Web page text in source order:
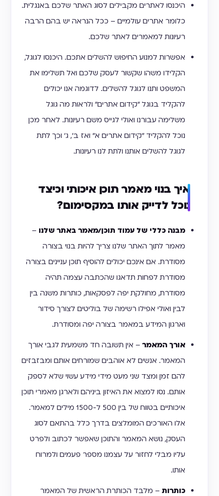
היכנסו לאתרים מקבילים לסוג האתר שלכם באנגלית.
כלומר אתרים עולמיים – ככל הנראה יש בהם הרבה
רעיונות למאמרים לאתר שלכם.
אפשרות למנוע החיפוש להשלים אתכם. היכנסו לגוגל,
הקלידו משהו שקשור לעסק שלכם ואל תשלימו את
המשפט ותנו לגוגל להשלים. לדוגמה אנו יכולים
להקליד בגוגל "קידום אתרים" ולראות מה גוגל
משלימה עבורנו ואולי לגייס משם רעיונות. לאחר מכן
נוכל להקליד "קידום אתרים א" ואז ב', ג' וכך לתת
לגוגל להשלים אותנו ולתת לנו רעיונות.
איך בנוי מאמר תוכן איכותי וכיצד
נוכל לדייק אותו במקסימום?
מבנה כללי של עמוד תוכן/מאמר באתר שלנו –
מאמר לתוך האתר שלנו צריך להיות בנוי בצורה
מסודרת. אם אינכם יכולים להוסיף תוכן עניינים בצורה
מסודרת לפחות תדאגו שהכתבה עצמה תהיה
מסודרת, מחולקת יפה לפסקאות, כותרות משנה בין
לבין ואולי אפילו רשימה של בוליטים לצורך סידור
וארגון המידע במאמר בצורה יפה ומסודרת.
אורך המאמר – אין תשובה חד משמעית לגבי אורך
המאמר. אנשים לא אוהבים שמורחים אותם ומבזבזים
להם זמן ומצד שני מעט מידי מידע עשוי שלא לספק
אותם. נסו למצוא את האיזון ביניהם ולארגן מאמרי תוכן
איכותיים בטווח של בין 500 ל-1500 מילים למאמר.
אלו האורכים המומלצים בדרך כלל בהתאם לסוג
העסק, נושא המאמר והתוכן שאפשר לכתוב ולפרט
עליו מבלי לחזור על עצמנו מספר פעמים ולמרוח
אותו.
כותרות – מלבד הכותרת הראשית של המאמר